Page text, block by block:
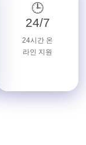
🕒
24/7
24시간 온
라인 지원